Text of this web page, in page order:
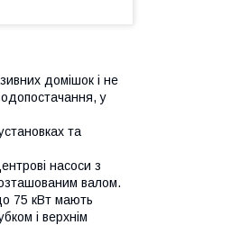
домішок і не
у
та
насоси з
валом.
75 кВт мають
і верхнім